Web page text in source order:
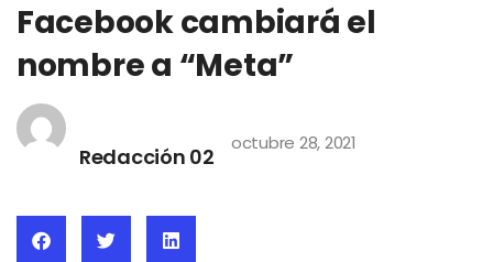
Facebook cambiará el
nombre a “Meta”
Redacción 02
octubre 28, 2021